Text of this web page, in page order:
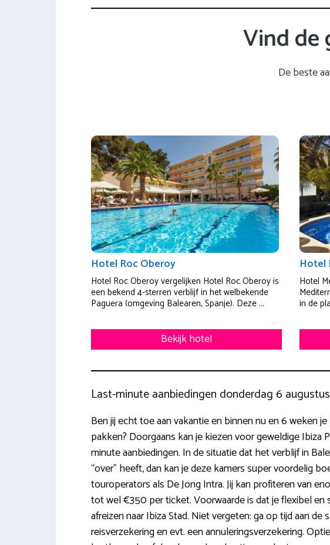
Vind de
De beste
Hotel Roc Oberoy
Hotel Roc Oberoy vergelijken Hotel Roc Oberoy is
een bekend 4-sterren verblijf in het welbekende
Paguera (omgeving Balearen, Spanje). Deze ...
Bekijk hotel
Hotel
Hotel
in de
Last-minute aanbiedingen donderdag 6
Ben jij echt toe aan vakantie en binnen nu en 6 weken
pakken? Doorgaans kan je kiezen voor geweldige Ibiza
minute aanbiedingen. In de situatie dat het verblijf in
“over” heeft, dan kan je deze kamers super voordelig
touroperators als De Jong Intra. Jij kan profiteren van
tot wel €350 per ticket. Voorwaarde is dat je flexibel en
afreizen naar Ibiza Stad. Niet vergeten: ga op tijd aan de
reisverzekering en evt. een annuleringsverzekering.